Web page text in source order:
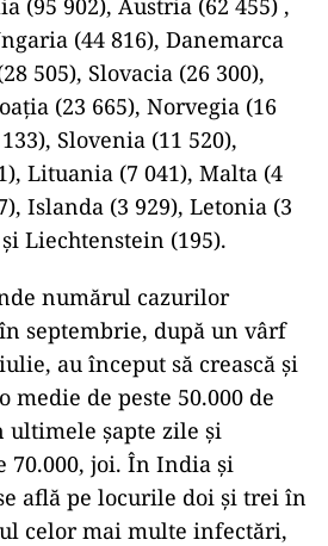
(95 902), Austria (62 455) ,
(44 816), Danemarca
505), Slovacia (26 300),
(23 665), Norvegia (16
Slovenia (11 520),
Lituania (7 041), Malta (4
Islanda (3 929), Letonia (3
Liechtenstein (195).
numărul cazurilor
septembrie, după un vârf
au început să crească şi
medie de peste 50.000 de
şapte zile şi
70.000, joi. În India şi
află pe locurile doi şi trei în
celor mai multe infectări,